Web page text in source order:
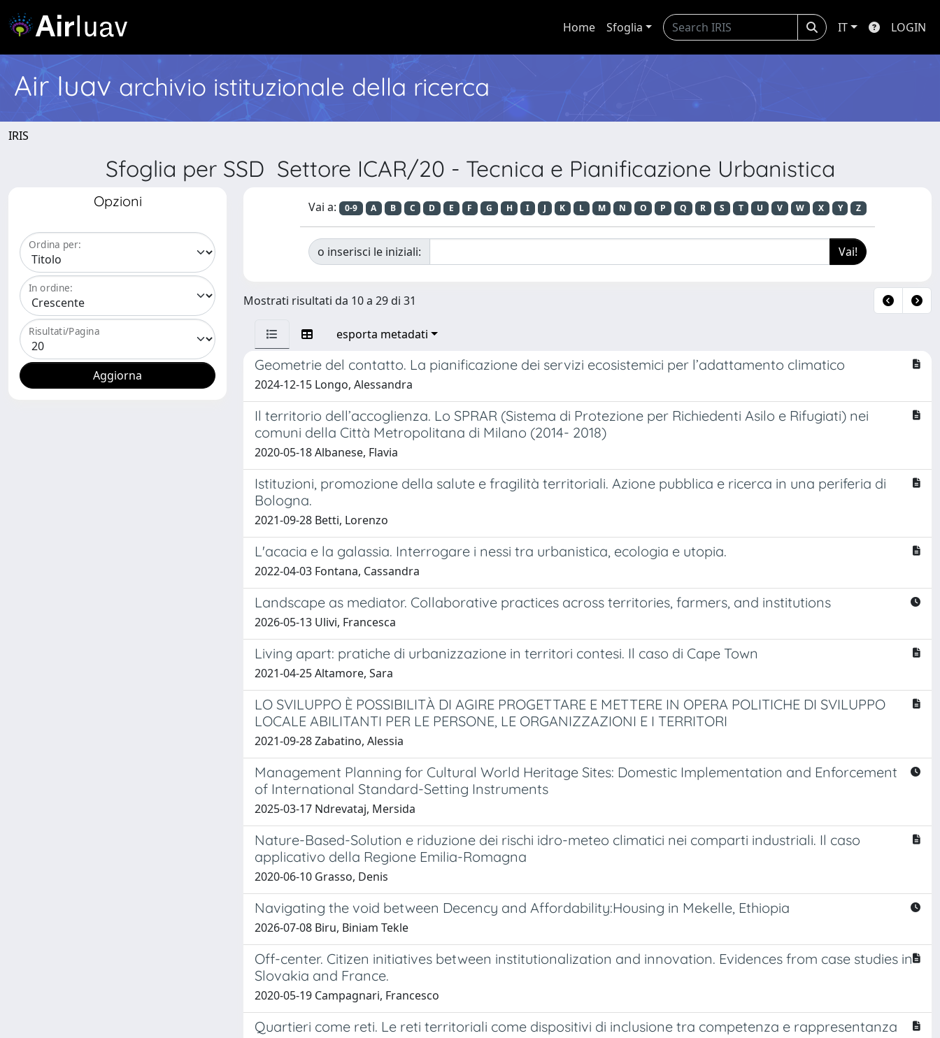
Home Sfoglia IT LOGIN
Air Iuav archivio istituzionale della ricerca
IRIS
Sfoglia per SSD Settore ICAR/20 - Tecnica e Pianificazione Urbanistica
Opzioni
Ordina per:
In ordine:
Risultati/Pagina
Vai a: 0-9 A B C D E F G H I J K L M N O P Q R S T U V W X Y Z
o inserisci le iniziali:
Mostrati risultati da 10 a 29 di 31
esporta metadati
Geometrie del contatto. La pianificazione dei servizi ecosistemici per l’adattamento climatico
2024-12-15 Longo, Alessandra
Il territorio dell’accoglienza. Lo SPRAR (Sistema di Protezione per Richiedenti Asilo e Rifugiati) nei
comuni della Città Metropolitana di Milano (2014- 2018)
2020-05-18 Albanese, Flavia
Istituzioni, promozione della salute e fragilità territoriali. Azione pubblica e ricerca in una periferia di
Bologna.
2021-09-28 Betti, Lorenzo
L'acacia e la galassia. Interrogare i nessi tra urbanistica, ecologia e utopia.
2022-04-03 Fontana, Cassandra
Landscape as mediator. Collaborative practices across territories, farmers, and institutions
2026-05-13 Ulivi, Francesca
Living apart: pratiche di urbanizzazione in territori contesi. Il caso di Cape Town
2021-04-25 Altamore, Sara
LO SVILUPPO È POSSIBILITÀ DI AGIRE PROGETTARE E METTERE IN OPERA POLITICHE DI SVILUPPO
LOCALE ABILITANTI PER LE PERSONE, LE ORGANIZZAZIONI E I TERRITORI
2021-09-28 Zabatino, Alessia
Management Planning for Cultural World Heritage Sites: Domestic Implementation and Enforcement
of International Standard-Setting Instruments
2025-03-17 Ndrevataj, Mersida
Nature-Based-Solution e riduzione dei rischi idro-meteo climatici nei comparti industriali. Il caso
applicativo della Regione Emilia-Romagna
2020-06-10 Grasso, Denis
Navigating the void between Decency and Affordability:Housing in Mekelle, Ethiopia
2026-07-08 Biru, Biniam Tekle
Off-center. Citizen initiatives between institutionalization and innovation. Evidences from case studies in
Slovakia and France.
2020-05-19 Campagnari, Francesco
Quartieri come reti. Le reti territoriali come dispositivi di inclusione tra competenza e rappresentanza